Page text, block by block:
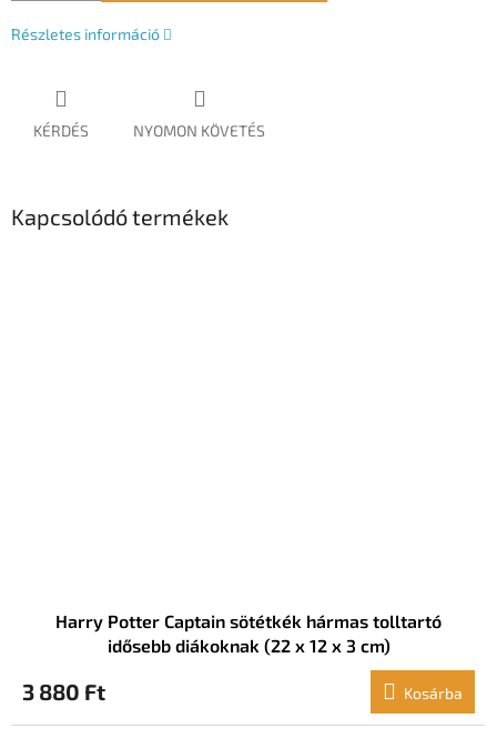
Részletes információ
KÉRDÉS NYOMON KÖVETÉS
Kapcsolódó termékek
Harry Potter Captain sötétkék hármas tolltartó
idősebb diákoknak (22 x 12 x 3 cm)
3 880 Ft Kosárba